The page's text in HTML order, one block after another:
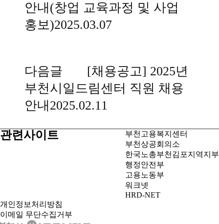
안내(창업 교육과정 및 사업
홍보)2025.03.07
다음글
[채용공고] 2025년
부천시일드림센터 직원 채용
안내 2025.02.11
관련사이트
부천고용복지센터
부천상공회의소
한국노총부천김포지역지부
행정안전부
고용노동부
워크넷
HRD-NET
개인정보처리방침
이메일 무단수집거부